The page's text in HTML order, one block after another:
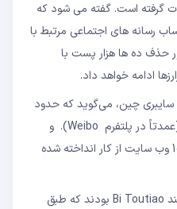
گرفته است. گفته می شود که
رسانه های اجتماعی مرتبط با
حذف ده ها هزار پست با
ادامه خواهد داد.
سایبری چین، می‌گوید که حدود
12000 حساب کاربری را بسته است (عمدتاً در پلتفرم Weibo). و
حدود 51000 پست حذف شده و 105 وب سایت از کار انداخته شده
این سایت‌ها شامل سایت‌هایی مانند Bi Toutiao بودند که طبق